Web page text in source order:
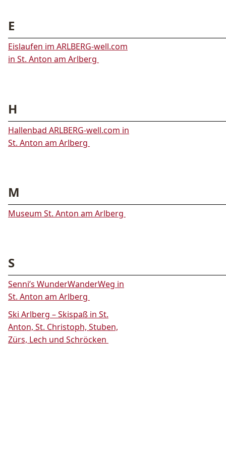
E
Eislaufen im ARLBERG-well.com
in St. Anton am Arlberg
H
Hallenbad ARLBERG-well.com in
St. Anton am Arlberg
M
Museum St. Anton am Arlberg
S
Senni’s WunderWanderWeg in
St. Anton am Arlberg
Ski Arlberg – Skispaß in St.
Anton, St. Christoph, Stuben,
Zürs, Lech und Schröcken